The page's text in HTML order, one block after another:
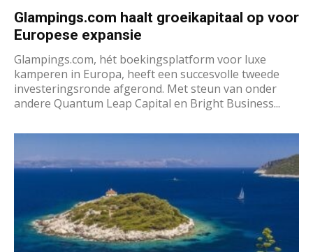
Glampings.com haalt groeikapitaal op voor
Europese expansie
Glampings.com, hét boekingsplatform voor luxe
kamperen in Europa, heeft een succesvolle tweede
investeringsronde afgerond. Met steun van onder
andere Quantum Leap Capital en Bright Business...